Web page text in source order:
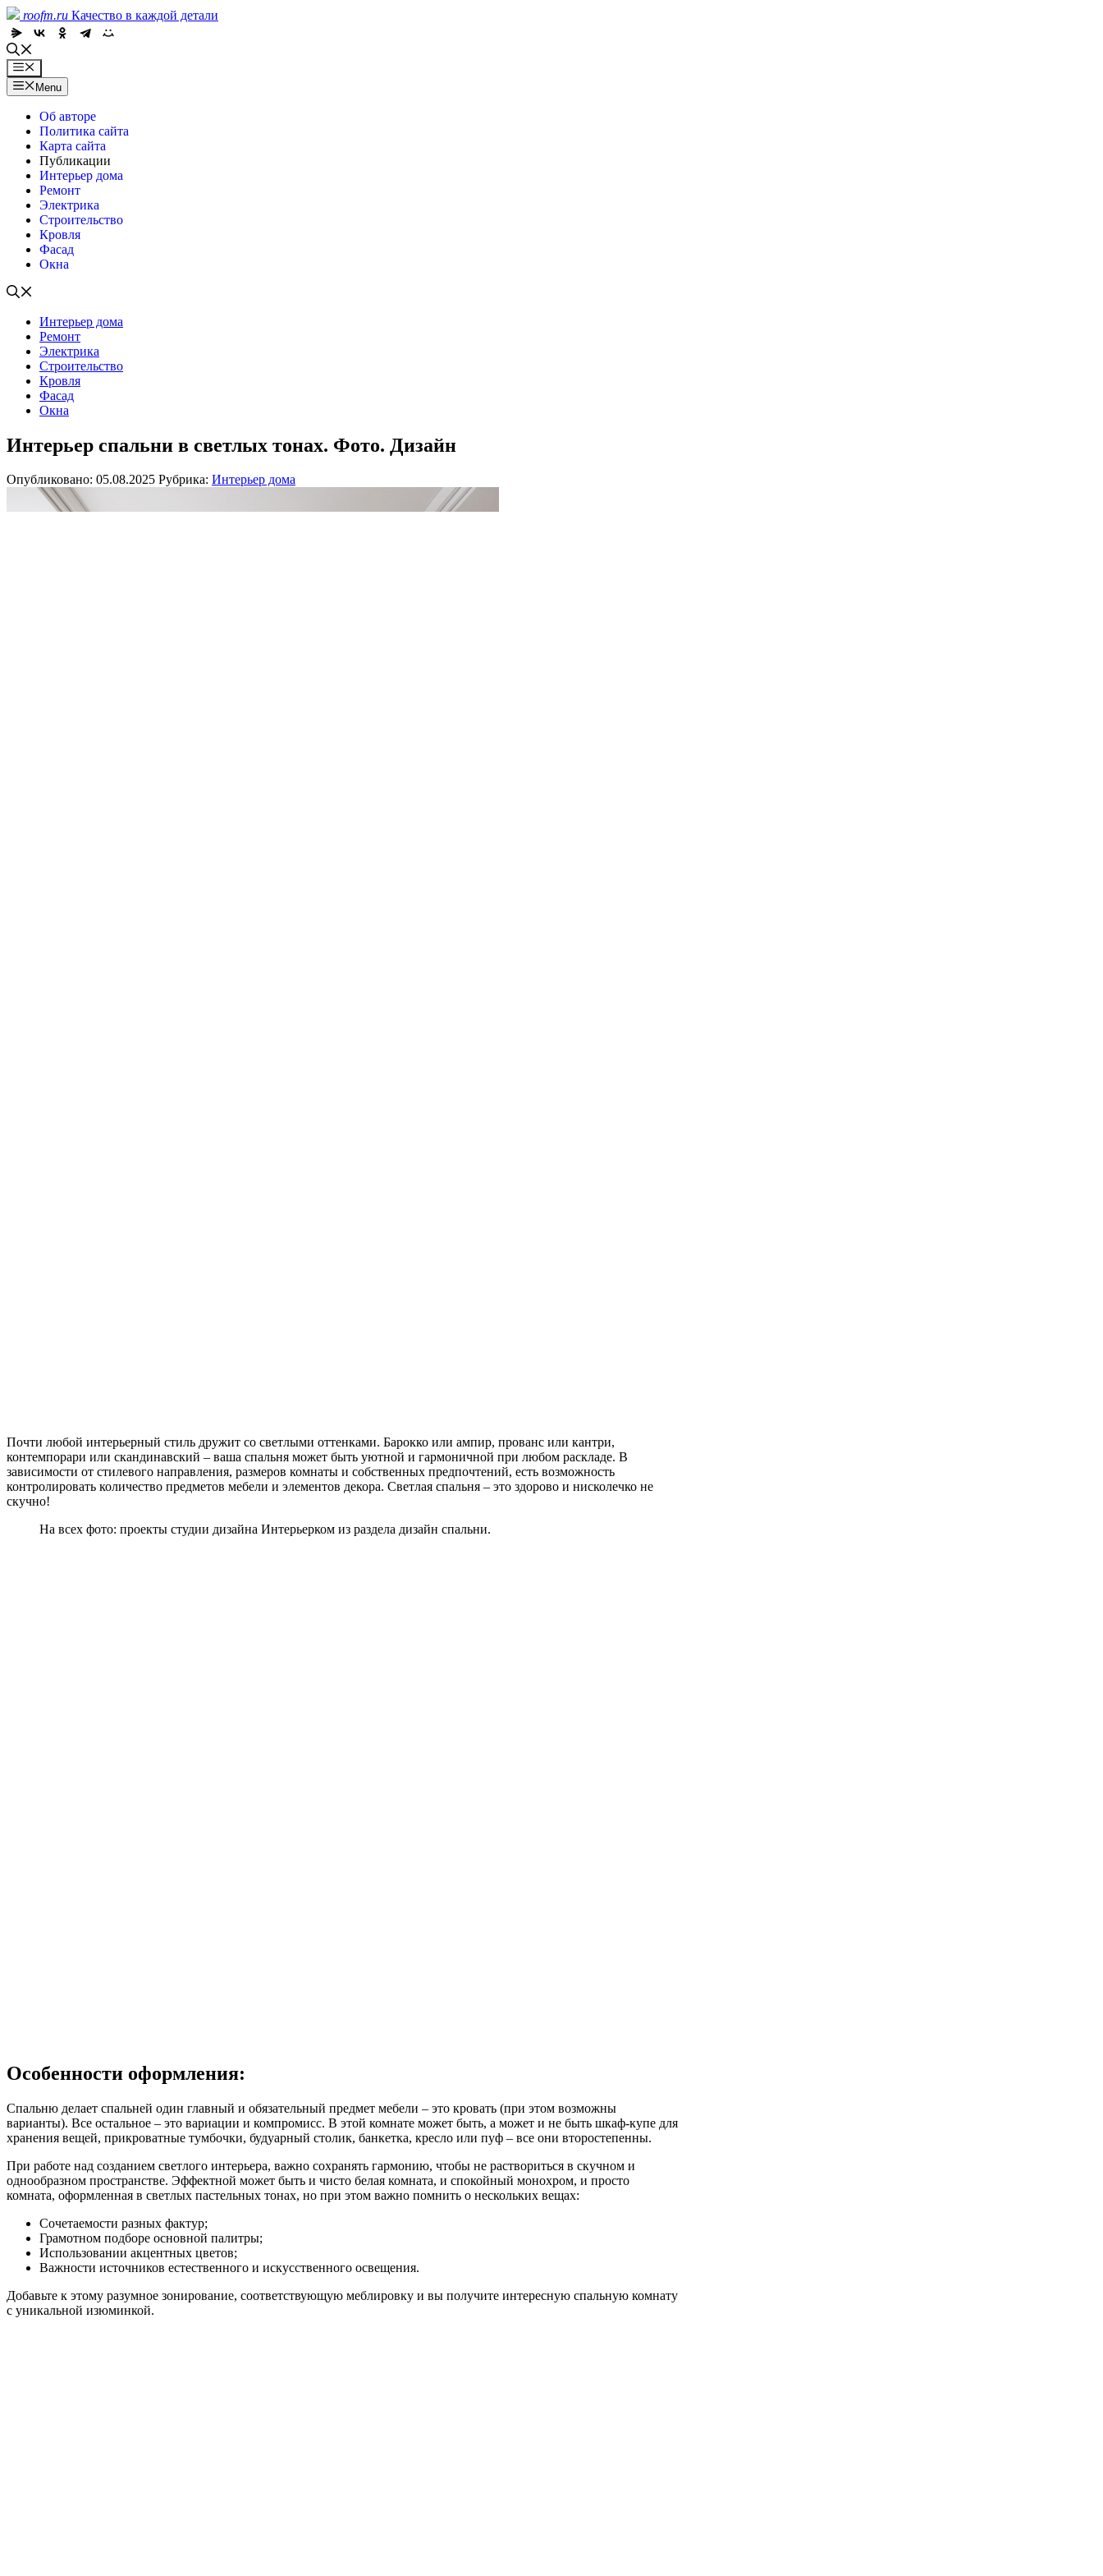
Skip
to
content
roofm.ru Качество в каждой детали
Menu
Menu
Об авторе
Политика сайта
Карта сайта
Публикации
Интерьер дома
Ремонт
Электрика
Строительство
Кровля
Фасад
Окна
Интерьер дома
Ремонт
Электрика
Строительство
Кровля
Фасад
Окна
Интерьер спальни в светлых тонах. Фото. Дизайн
Опубликовано: 05.08.2025 Рубрика: Интерьер дома
Почти любой интерьерный стиль дружит со светлыми оттенками. Барокко или ампир, прованс или кантри,
контемпорари или скандинавский – ваша спальня может быть уютной и гармоничной при любом раскладе. В
зависимости от стилевого направления, размеров комнаты и собственных предпочтений, есть возможность
контролировать количество предметов мебели и элементов декора. Светлая спальня – это здорово и нисколечко не
скучно!
На всех фото: проекты студии дизайна Интерьерком из раздела дизайн спальни.
Особенности оформления:
Спальню делает спальней один главный и обязательный предмет мебели – это кровать (при этом возможны
варианты). Все остальное – это вариации и компромисс. В этой комнате может быть, а может и не быть шкаф-купе для
хранения вещей, прикроватные тумбочки, будуарный столик, банкетка, кресло или пуф – все они второстепенны.
При работе над созданием светлого интерьера, важно сохранять гармонию, чтобы не раствориться в скучном и
однообразном пространстве. Эффектной может быть и чисто белая комната, и спокойный монохром, и просто
комната, оформленная в светлых пастельных тонах, но при этом важно помнить о нескольких вещах:
Сочетаемости разных фактур;
Грамотном подборе основной палитры;
Использовании акцентных цветов;
Важности источников естественного и искусственного освещения.
Добавьте к этому разумное зонирование, соответствующую меблировку и вы получите интересную спальную комнату
с уникальной изюминкой.